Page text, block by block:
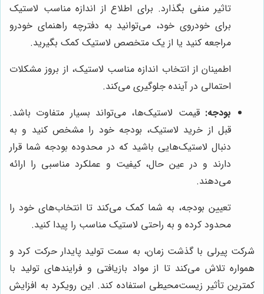
تاثیر منفی بگذارد. برای اطلاع از اندازه مناسب لاستیک
برای خودروی خود، می‌توانید به دفترچه راهنمای خودرو
مراجعه کنید یا از یک متخصص لاستیک کمک بگیرید.
اطمینان از انتخاب اندازه مناسب لاستیک، از بروز مشکلات
احتمالی در آینده جلوگیری می‌کند.
بودجه: قیمت لاستیک‌ها، می‌تواند بسیار متفاوت باشد.
قبل از خرید لاستیک، بودجه خود را مشخص کنید و به
دنبال لاستیک‌هایی باشید که در محدوده بودجه شما قرار
دارند و در عین حال، کیفیت و عملکرد مناسبی را ارائه
می‌دهند.
تعیین بودجه، به شما کمک می‌کند تا انتخاب‌های خود را
محدود کرده و به راحتی لاستیک مناسب را پیدا کنید.
شرکت پیرلی با گذشت زمان، به سمت تولید پایدار حرکت کرد و
همواره تلاش می‌کند تا از مواد بازیافتی و فرایندهای تولید با
کمترین تأثیر زیست‌محیطی استفاده کند. این رویکرد به افزایش